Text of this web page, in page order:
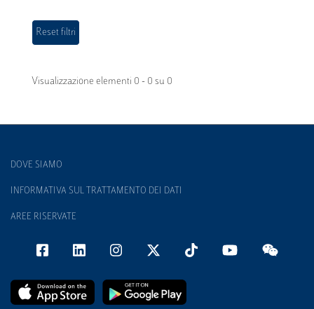
Visualizzazione elementi 0 - 0 su 0
DOVE SIAMO
INFORMATIVA SUL TRATTAMENTO DEI DATI
AREE RISERVATE